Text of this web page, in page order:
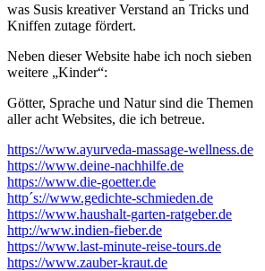
was Susis kreativer Verstand an Tricks und
Kniffen zutage fördert.
Neben dieser Website habe ich noch sieben
weitere „Kinder“:
Götter, Sprache und Natur sind die Themen
aller acht Websites, die ich betreue.
https://www.ayurveda-massage-wellness.de
https://www.deine-nachhilfe.de
https://www.die-goetter.de
http´s://www.gedichte-schmieden.de
https://www.haushalt-garten-ratgeber.de
http://www.indien-fieber.de
https://www.last-minute-reise-tours.de
https://www.zauber-kraut.de